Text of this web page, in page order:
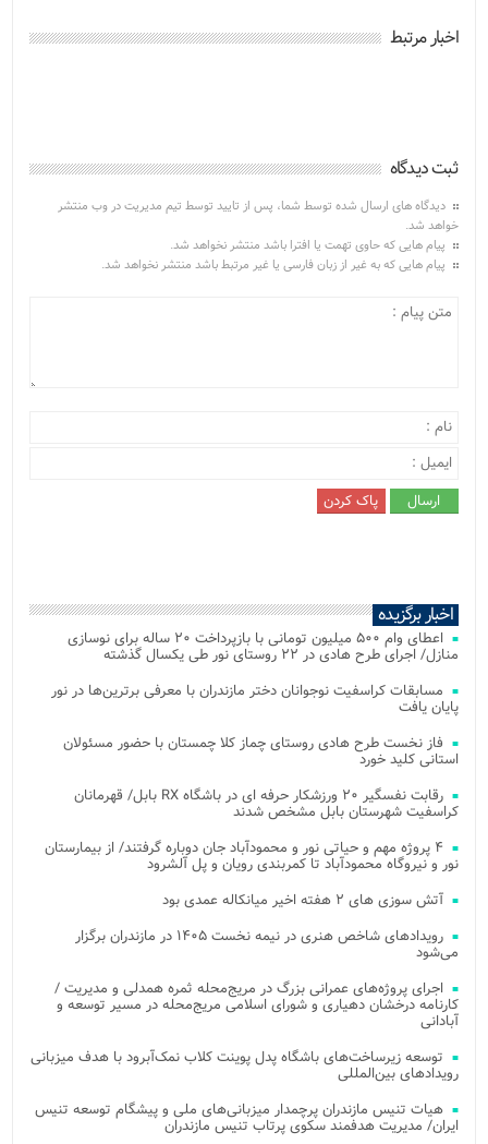
اخبار مرتبط
ثبت دیدگاه
دیدگاه های ارسال شده توسط شما، پس از تایید توسط تیم مدیریت در وب منتشر
خواهد شد.
پیام هایی که حاوی تهمت یا افترا باشد منتشر نخواهد شد.
پیام هایی که به غیر از زبان فارسی یا غیر مرتبط باشد منتشر نخواهد شد.
اخبار برگزیده
اعطای وام ۵۰۰ میلیون تومانی با بازپرداخت ۲۰ ساله برای نوسازی
منازل/ اجرای طرح هادی در ۲۲ روستای نور طی یکسال گذشته
مسابقات کراسفیت نوجوانان دختر مازندران با معرفی برترین‌ها در نور
پایان یافت
فاز نخست طرح هادی روستای چماز کلا چمستان با حضور مسئولان
استانی کلید خورد
رقابت نفسگیر ۲۰ ورزشکار حرفه ای در باشگاه RX بابل/ قهرمانان
کراسفیت شهرستان بابل مشخص شدند
۴ پروژه مهم و حیاتی نور و محمودآباد جان دوباره گرفتند/ از بیمارستان
نور و نیروگاه محمودآباد تا کمربندی رویان و پل آلشرود
آتش‌ سوزی‌ های ۲ هفته اخیر میانکاله عمدی بود
رویدادهای شاخص هنری در نیمه نخست ۱۴۰۵ در مازندران برگزار
می‌شود
اجرای پروژه‌های عمرانی بزرگ در مریج‌محله ثمره همدلی و مدیریت /
کارنامه درخشان دهیاری و شورای اسلامی مریج‌محله در مسیر توسعه و
آبادانی
توسعه زیرساخت‌های باشگاه پدل پوینت کلاب نمک‌آبرود با هدف میزبانی
رویدادهای بین‌المللی
هیات تنیس مازندران پرچمدار میزبانی‌های ملی و پیشگام توسعه تنیس
ایران/ مدیریت هدفمند سکوی پرتاب تنیس مازندران